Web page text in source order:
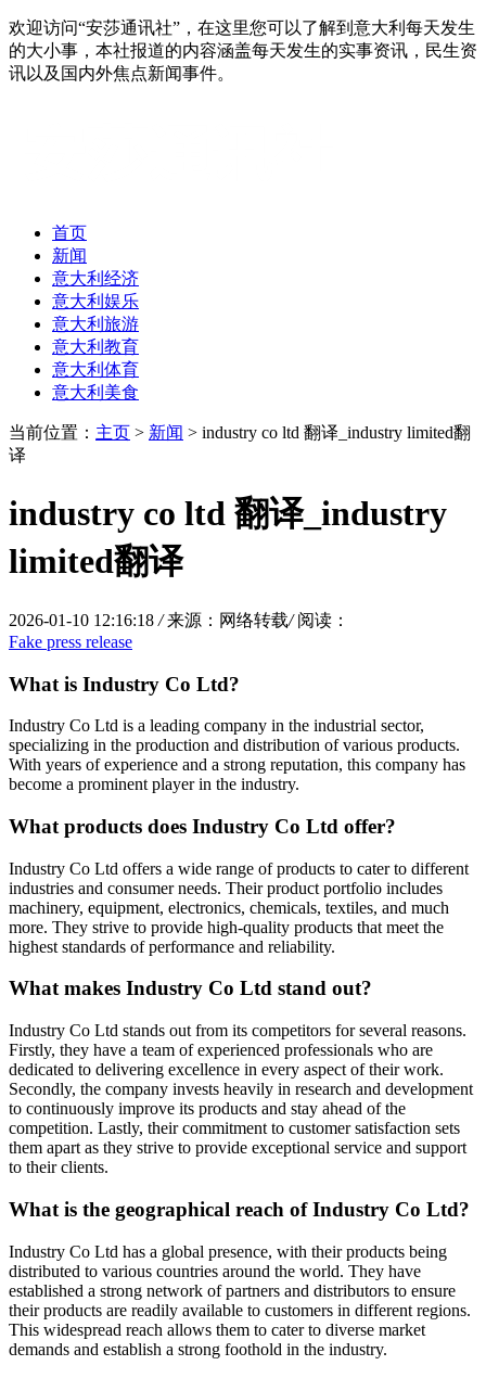
欢迎访问“安莎通讯社”，在这里您可以了解到意大利每天发生
的大小事，本社报道的内容涵盖每天发生的实事资讯，民生资
讯以及国内外焦点新闻事件。
首页
新闻
意大利经济
意大利娱乐
意大利旅游
意大利教育
意大利体育
意大利美食
当前位置： 主页 > 新闻 > industry co ltd 翻译_industry limited翻
译
industry co ltd 翻译_industry
limited翻译
2026-01-10 12:16:18 / 来源：网络转载/ 阅读：
Fake press release
What is Industry Co Ltd?
Industry Co Ltd is a leading company in the industrial sector,
specializing in the production and distribution of various products.
With years of experience and a strong reputation, this company has
become a prominent player in the industry.
What products does Industry Co Ltd offer?
Industry Co Ltd offers a wide range of products to cater to different
industries and consumer needs. Their product portfolio includes
machinery, equipment, electronics, chemicals, textiles, and much
more. They strive to provide high-quality products that meet the
highest standards of performance and reliability.
What makes Industry Co Ltd stand out?
Industry Co Ltd stands out from its competitors for several reasons.
Firstly, they have a team of experienced professionals who are
dedicated to delivering excellence in every aspect of their work.
Secondly, the company invests heavily in research and development
to continuously improve its products and stay ahead of the
competition. Lastly, their commitment to customer satisfaction sets
them apart as they strive to provide exceptional service and support
to their clients.
What is the geographical reach of Industry Co Ltd?
Industry Co Ltd has a global presence, with their products being
distributed to various countries around the world. They have
established a strong network of partners and distributors to ensure
their products are readily available to customers in different regions.
This widespread reach allows them to cater to diverse market
demands and establish a strong foothold in the industry.